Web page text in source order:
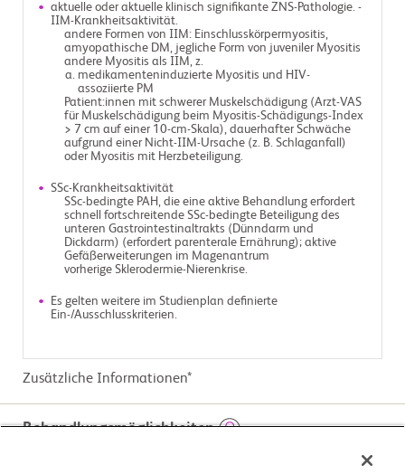
aktuelle oder aktuelle klinisch signifikante ZNS-Pathologie. -
IIM-Krankheitsaktivität.
andere Formen von IIM: Einschlusskörpermyositis,
amyopathische DM, jegliche Form von juveniler Myositis
andere Myositis als IIM, z.
medikamenteninduzierte Myositis und HIV-
assoziierte PM
Patient:innen mit schwerer Muskelschädigung (Arzt-VAS
für Muskelschädigung beim Myositis-Schädigungs-Index
> 7 cm auf einer 10-cm-Skala), dauerhafter Schwäche
aufgrund einer Nicht-IIM-Ursache (z. B. Schlaganfall)
oder Myositis mit Herzbeteiligung.
SSc-Krankheitsaktivität
SSc-bedingte PAH, die eine aktive Behandlung erfordert
schnell fortschreitende SSc-bedingte Beteiligung des
unteren Gastrointestinaltrakts (Dünndarm und
Dickdarm) (erfordert parenterale Ernährung); aktive
Gefäßerweiterungen im Magenantrum
vorherige Sklerodermie-Nierenkrise.
Es gelten weitere im Studienplan definierte
Ein-/Ausschlusskriterien.
Zusätzliche Informationen*
Behandlungsmöglichkeiten